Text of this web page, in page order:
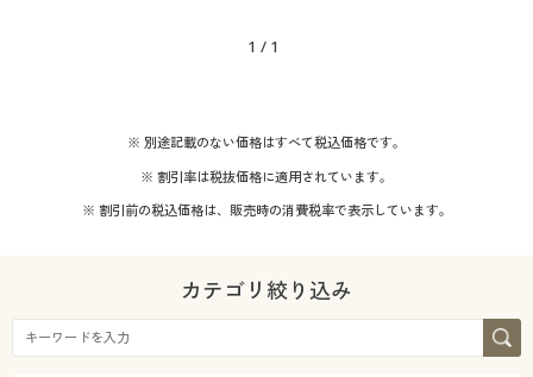
1 / 1
※ 別途記載のない価格はすべて税込価格です。
※ 割引率は税抜価格に適用されています。
※ 割引前の税込価格は、販売時の消費税率で表示しています。
カテゴリ絞り込み